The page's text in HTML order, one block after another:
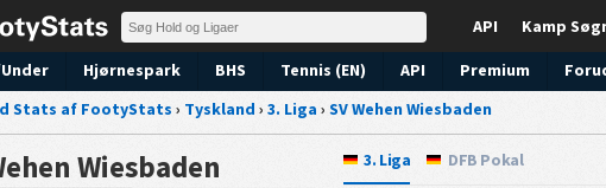
Kamp
API
Hjørnespark BHS Tennis (EN) API Premium
Stats af FootyStats › Tyskland › 3. Liga › SV Wehen Wiesbaden
Wiesbaden 3. Liga DFB Pokal